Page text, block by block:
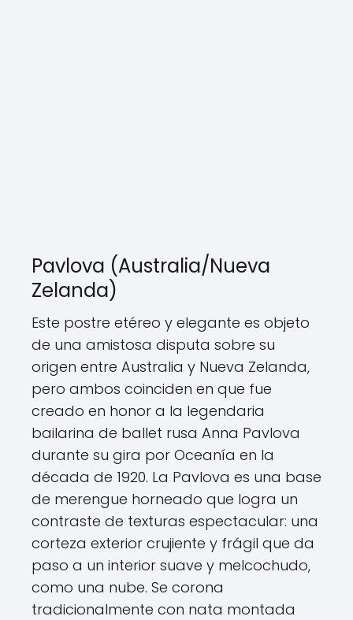
Pavlova (Australia/Nueva
Zelanda)
Este postre etéreo y elegante es objeto
de una amistosa disputa sobre su
origen entre Australia y Nueva Zelanda,
pero ambos coinciden en que fue
creado en honor a la legendaria
bailarina de ballet rusa Anna Pavlova
durante su gira por Oceanía en la
década de 1920. La Pavlova es una base
de merengue horneado que logra un
contraste de texturas espectacular: una
corteza exterior crujiente y frágil que da
paso a un interior suave y melcochudo,
como una nube. Se corona
tradicionalmente con nata montada